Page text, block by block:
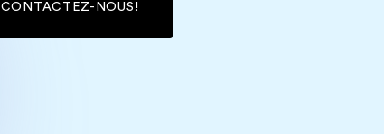
CONTACTEZ-NOUS!